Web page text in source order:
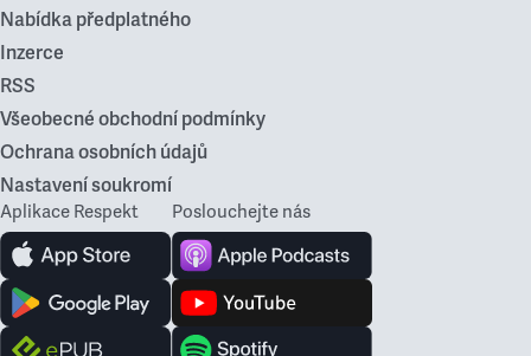
Nabídka předplatného
Inzerce
RSS
Všeobecné obchodní podmínky
Ochrana osobních údajů
Nastavení soukromí
Aplikace Respekt Poslouchejte nás